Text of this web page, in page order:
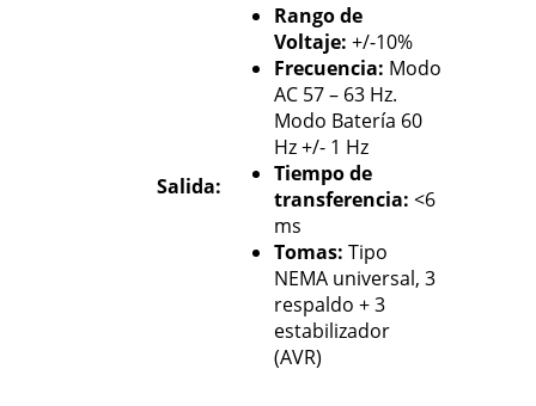
Salida:
Rango de
Voltaje: +/-10%
Frecuencia: Modo
AC 57 – 63 Hz.
Modo Batería 60
Hz +/- 1 Hz
Tiempo de
transferencia: <6
ms
Tomas: Tipo
NEMA universal, 3
respaldo + 3
estabilizador
(AVR)